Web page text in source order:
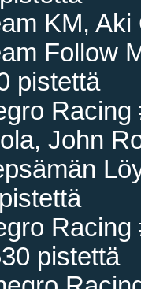
KM,
Follow
pistettä
John
pistettä